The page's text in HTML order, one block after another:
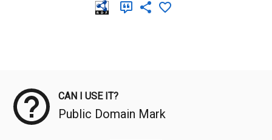
CAN I USE IT?
Public Domain Mark